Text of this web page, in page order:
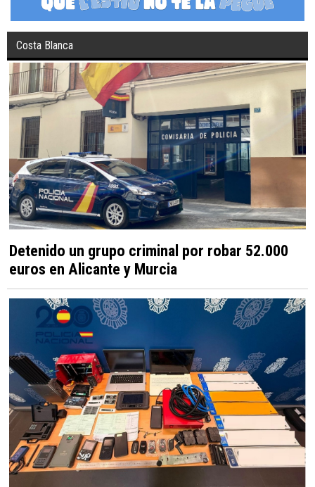
Costa Blanca
Detenido un grupo criminal por robar 52.000
euros en Alicante y Murcia